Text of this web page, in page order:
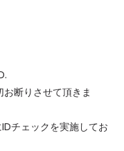
断りさせて頂きま
チェックを実施してお